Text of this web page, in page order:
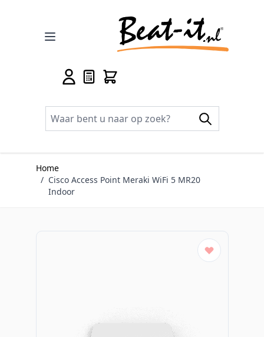
Home
/ Cisco Access Point Meraki WiFi 5 MR20
Indoor